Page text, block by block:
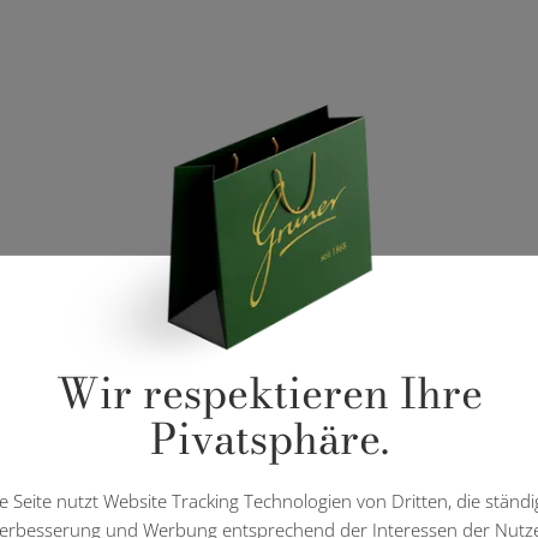
Wir respektieren Ihre
Pivatsphäre.
Seite nutzt Website Tracking Technologien von Dritten, die
und Werbung entsprechend der Interessen der